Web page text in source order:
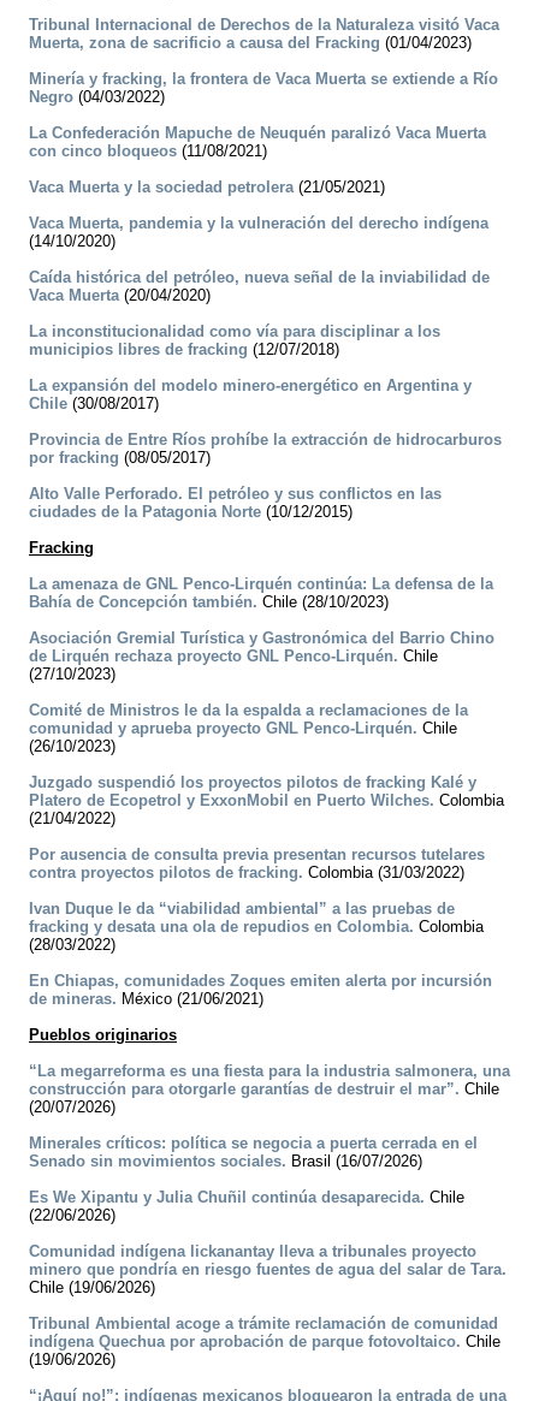
Tribunal Internacional de Derechos de la Naturaleza visitó Vaca
Muerta, zona de sacrificio a causa del Fracking (01/04/2023)
Minería y fracking, la frontera de Vaca Muerta se extiende a Río
Negro (04/03/2022)
La Confederación Mapuche de Neuquén paralizó Vaca Muerta
con cinco bloqueos (11/08/2021)
Vaca Muerta y la sociedad petrolera(21/05/2021)
Vaca Muerta, pandemia y la vulneración del derecho indígena
(14/10/2020)
Caída histórica del petróleo, nueva señal de la inviabilidad de
Vaca Muerta(20/04/2020)
La inconstitucionalidad como vía para disciplinar a los
municipios libres de fracking (12/07/2018)
La expansión del modelo minero-energético en Argentina y
Chile (30/08/2017)
Provincia de Entre Ríos prohíbe la extracción de hidrocarburos
por fracking (08/05/2017)
Alto Valle Perforado. El petróleo y sus conflictos en las
ciudades de la Patagonia Norte (10/12/2015)
Fracking
La amenaza de GNL Penco-Lirquén continúa: La defensa de la
Bahía de Concepción también. Chile (28/10/2023)
Asociación Gremial Turística y Gastronómica del Barrio Chino
de Lirquén rechaza proyecto GNL Penco-Lirquén. Chile
(27/10/2023)
Comité de Ministros le da la espalda a reclamaciones de la
comunidad y aprueba proyecto GNL Penco-Lirquén. Chile
(26/10/2023)
Juzgado suspendió los proyectos pilotos de fracking Kalé y
Platero de Ecopetrol y ExxonMobil en Puerto Wilches. Colombia
(21/04/2022)
Por ausencia de consulta previa presentan recursos tutelares
contra proyectos pilotos de fracking. Colombia (31/03/2022)
Ivan Duque le da “viabilidad ambiental” a las pruebas de
fracking y desata una ola de repudios en Colombia. Colombia
(28/03/2022)
En Chiapas, comunidades Zoques emiten alerta por incursión
de mineras. México (21/06/2021)
Pueblos originarios
“La megarreforma es una fiesta para la industria salmonera, una
construcción para otorgarle garantías de destruir el mar”. Chile
(20/07/2026)
Minerales críticos: política se negocia a puerta cerrada en el
Senado sin movimientos sociales. Brasil (16/07/2026)
Es We Xipantu y Julia Chuñil continúa desaparecida. Chile
(22/06/2026)
Comunidad indígena lickanantay lleva a tribunales proyecto
minero que pondría en riesgo fuentes de agua del salar de Tara.
Chile (19/06/2026)
Tribunal Ambiental acoge a trámite reclamación de comunidad
indígena Quechua por aprobación de parque fotovoltaico. Chile
(19/06/2026)
“¡Aquí no!”: indígenas mexicanos bloquearon la entrada de una